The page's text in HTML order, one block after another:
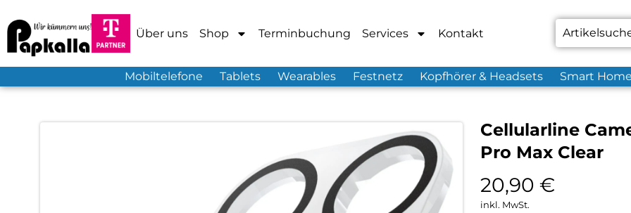
Über uns Shop Terminbuchung Services Kontakt
Mobiltelefone Tablets Wearables Festnetz Kopfhörer & Headsets Smart
Cellularline
Pro Max Clear
20,90 €
inkl. MwSt.